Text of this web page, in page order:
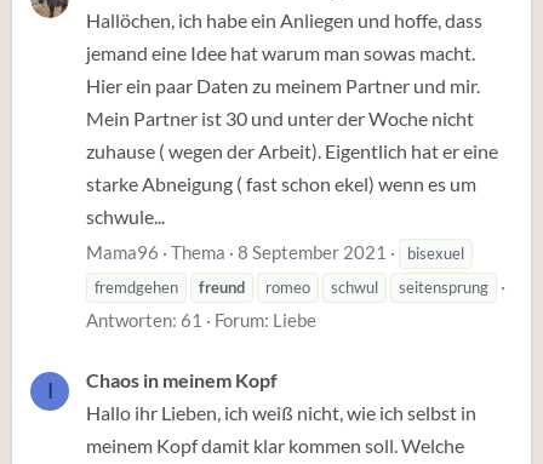
Hallöchen, ich habe ein Anliegen und hoffe, dass
jemand eine Idee hat warum man sowas macht.
Hier ein paar Daten zu meinem Partner und mir.
Mein Partner ist 30 und unter der Woche nicht
zuhause ( wegen der Arbeit). Eigentlich hat er eine
starke Abneigung ( fast schon ekel) wenn es um
schwule...
Mama96 Thema 8 September 2021
bisexuel
fremdgehen
freund romeo schwul seitensprung
Antworten: 61 Forum: Liebe
I
Chaos in meinem Kopf
Hallo ihr Lieben, ich weiß nicht, wie ich selbst in
meinem Kopf damit klar kommen soll. Welche